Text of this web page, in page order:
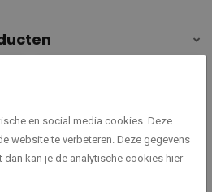
en social media cookies. Deze
website te verbeteren. Deze gegevens
dan kan je de analytische cookies hier